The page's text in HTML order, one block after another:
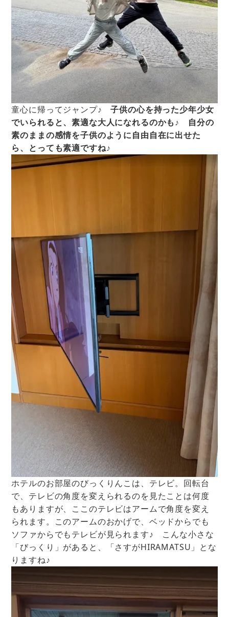
童心に帰ってジャンプ♪子供の心を持った少年少女
でいられると、素適な大人になれるのかも♪ 自分の
素のままの感情を子供のように自由自在に出せた
ら、とっても素適ですね♪
ホテルのお部屋のびっくりんこは、テレビ。回転台
で、テレビの角度を変えられるのを見たことは何度
もありますが、ここのテレビはアームで角度を変え
られます。このアームのおかげで、ベッドからでも
ソファからでもテレビが見られます♪ こんな小さな
「びっくり」があると、「さすがHIRAMATSU」とな
りますね♪